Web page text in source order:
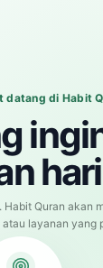
datang di Habit
Habit Quran akan
atau layanan yang